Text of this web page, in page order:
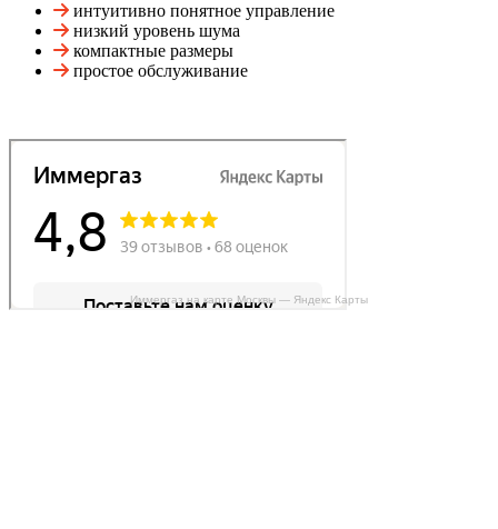
интуитивно понятное управление
низкий уровень шума
компактные размеры
простое обслуживание
Иммергаз на карте Москвы — Яндекс Карты